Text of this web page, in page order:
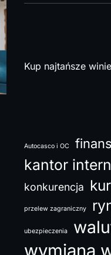
Kup najtańsze
Autocasco i OC
kantor
konkurencja
przelew zagraniczny
ubezpieczenia
wymiana